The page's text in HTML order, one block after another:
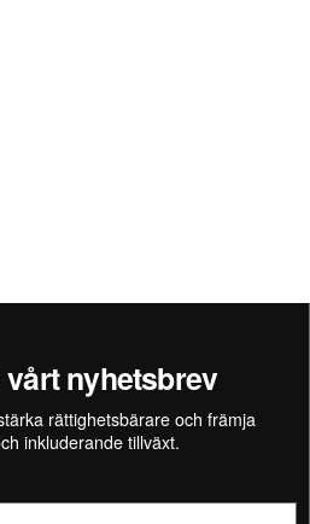
nyhetsbrev
rättighetsbärareoch främja
inkluderande tillväxt.